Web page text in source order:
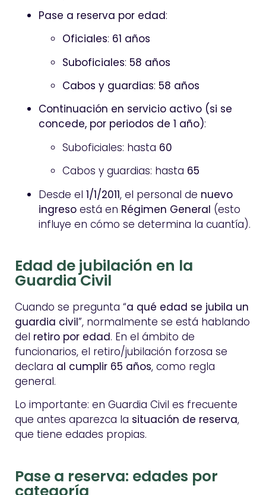
Pase a reserva por edad:
Oficiales: 61 años
Suboficiales: 58 años
Cabos y guardias: 58 años
Continuación en servicio activo (si se
concede, por periodos de 1 año):
Suboficiales: hasta 60
Cabos y guardias: hasta 65
Desde el 1/1/2011, el personal de nuevo
ingreso está en Régimen General (esto
influye en cómo se determina la cuantía).
Edad de jubilación en la
Guardia Civil
Cuando se pregunta “a qué edad se jubila un
guardia civil”, normalmente se está hablando
del retiro por edad. En el ámbito de
funcionarios, el retiro/jubilación forzosa se
declara al cumplir 65 años, como regla
general.
Lo importante: en Guardia Civil es frecuente
que antes aparezca la situación de reserva,
que tiene edades propias.
Pase a reserva: edades por